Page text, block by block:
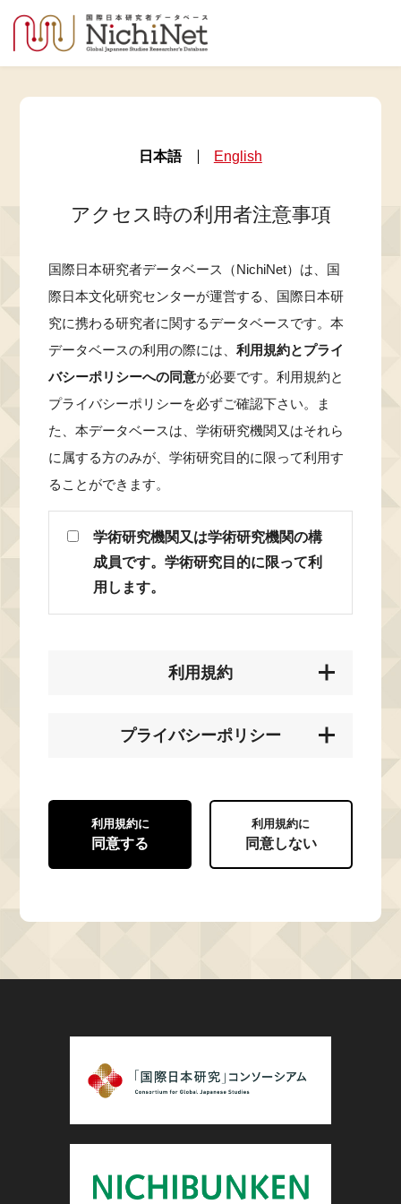
日本語 English
アクセス時の利用者注意事項
国際日本研究者データベース（NichiNet）は、国
際日本文化研究センターが運営する、国際日本研
究に携わる研究者に関するデータベースです。本
データベースの利用の際には、利用規約とプライ
バシーポリシーへの同意が必要です。利用規約と
プライバシーポリシーを必ずご確認下さい。ま
た、本データベースは、学術研究機関又はそれら
に属する方のみが、学術研究目的に限って利用す
ることができます。
学術研究機関又は学術研究機関の構
成員です。学術研究目的に限って利
用します。
利用規約
プライバシーポリシー
利用規約に
同意する
利用規約に
同意しない